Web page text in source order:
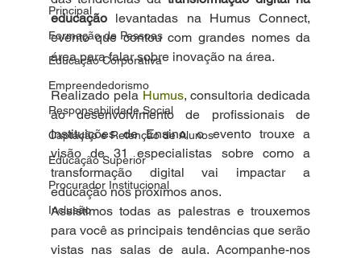
Principal
Formação de Pessoas
Educação Corporativa
Empreendedorismo
Responsabilidade Social
Captação e Retenção de Alunos
Educação Superior
Procurador Institucional
Inclusão
educação levantadas na Humus Connect,
evento que contou com grandes nomes da
área para falar sobre inovação na área.
Realizado pela Humus, consultoria dedicada
ao desenvolvimento de profissionais de
Instituições de Ensino, o evento trouxe a
visão de 31 especialistas sobre como a
transformação digital vai impactar a
educação nos próximos anos.
Assistimos todas as palestras e trouxemos
para você as principais tendências que serão
vistas nas salas de aula. Acompanhe-nos